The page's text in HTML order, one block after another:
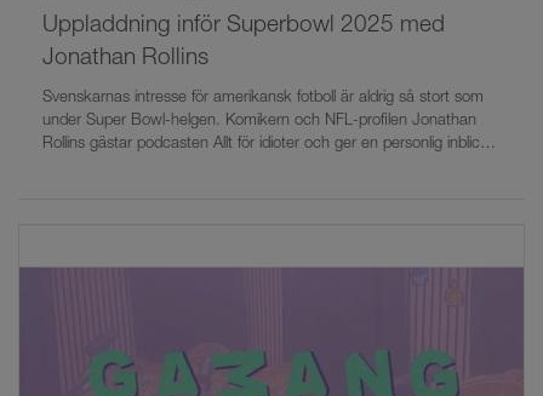
Uppladdning inför Superbowl 2025 med
Jonathan Rollins
Svenskarnas intresse för amerikansk fotboll är aldrig så stort som
under Super Bowl-helgen. Komikern och NFL-profilen Jonathan
Rollins gästar podcasten Allt för idioter och ger en personlig inblick i